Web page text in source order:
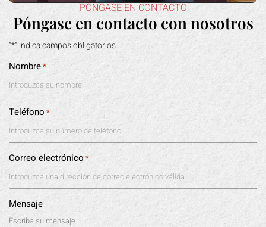
PÓNGASE EN CONTACTO
Póngase en contacto con nosotros
"*" indica campos obligatorios
Nombre*
Teléfono *
Correo electrónico*
Mensaje